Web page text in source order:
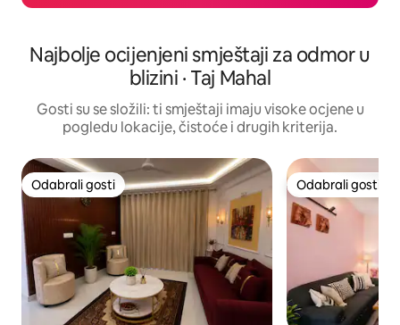
Najbolje ocijenjeni smještaji za odmor u
blizini · Taj Mahal
Gosti su se složili: ti smještaji imaju visoke ocjene u
pogledu lokacije, čistoće i drugih kriterija.
Odabrali gosti
Odabrali gosti Odabrali gosti
Odabrali gosti